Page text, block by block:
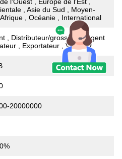
, Asie du Sud , Moyen-
, Océanie , International
, Distributeur/grossiste. , Agent
, Exportateur , Vendeur
20000000